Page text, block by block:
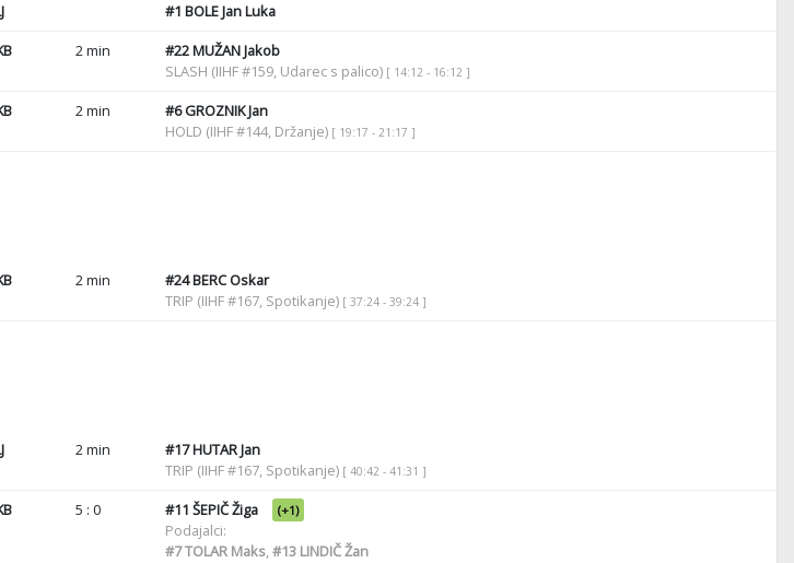
#1 BOLE Jan Luka
2 min #22MUŽAN Jakob
SLASH (IIHF #159, Udarec s palico) [ 14:12 - 16:12 ]
2 min #6GROZNIK Jan
HOLD (IIHF #144, Držanje) [ 19:17 - 21:17 ]
2 min #24BERC Oskar
TRIP (IIHF #167, Spotikanje) [ 37:24 - 39:24 ]
2 min #17HUTAR Jan
TRIP (IIHF #167, Spotikanje) [ 40:42 - 41:31 ]
5 : 0 #11 ŠEPIČ Žiga (+1)
Podajalci:
#7TOLAR Maks,#13LINDIČ Žan